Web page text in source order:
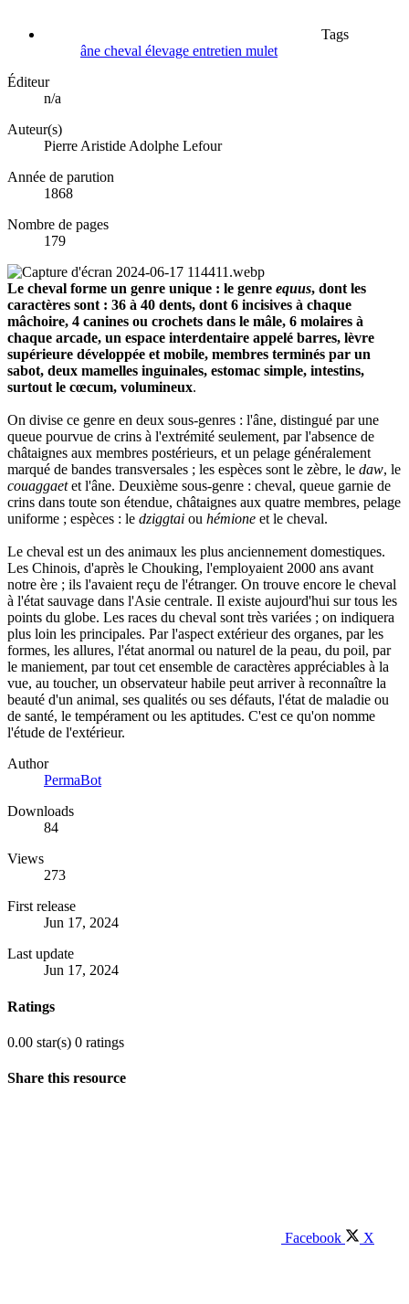
Tags
âne cheval élevage entretien mulet
Éditeur
n/a
Auteur(s)
Pierre Aristide Adolphe Lefour
Année de parution
1868
Nombre de pages
179
Le cheval forme un genre unique : le genre equus, dont les
caractères sont : 36 à 40 dents, dont 6 incisives à chaque
mâchoire, 4 canines ou crochets dans le mâle, 6 molaires à
chaque arcade, un espace interdentaire appelé barres, lèvre
supérieure développée et mobile, membres terminés par un
sabot, deux mamelles inguinales, estomac simple, intestins,
surtout le cœcum, volumineux.
On divise ce genre en deux sous-genres : l'âne, distingué par une
queue pourvue de crins à l'extrémité seulement, par l'absence de
châtaignes aux membres postérieurs, et un pelage généralement
marqué de bandes transversales ; les espèces sont le zèbre, le daw, le
couaggaetet l'âne. Deuxième sous-genre : cheval, queue garnie de
crins dans toute son étendue, châtaignes aux quatre membres, pelage
uniforme ; espèces : le dziggtai ou hémione et le cheval.
Le cheval est un des animaux les plus anciennement domestiques.
Les Chinois, d'après le Chouking, l'employaient 2000 ans avant
notre ère ; ils l'avaient reçu de l'étranger. On trouve encore le cheval
à l'état sauvage dans l'Asie centrale. Il existe aujourd'hui sur tous les
points du globe. Les races du cheval sont très variées ; on indiquera
plus loin les principales. Par l'aspect extérieur des organes, par les
formes, les allures, l'état anormal ou naturel de la peau, du poil, par
le maniement, par tout cet ensemble de caractères appréciables à la
vue, au toucher, un observateur habile peut arriver à reconnaître la
beauté d'un animal, ses qualités ou ses défauts, l'état de maladie ou
de santé, le tempérament ou les aptitudes. C'est ce qu'on nomme
l'étude de l'extérieur.
Author
PermaBot
Downloads
84
Views
273
First release
Jun 17, 2024
Last update
Jun 17, 2024
Ratings
0.00 star(s) 0 ratings
Share this resource
Facebook X